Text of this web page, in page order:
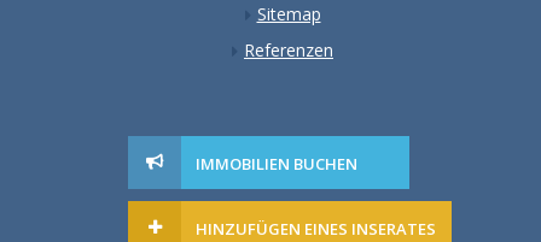
Sitemap
Referenzen
IMMOBILIEN BUCHEN
HINZUFÜGEN EINES INSERATES